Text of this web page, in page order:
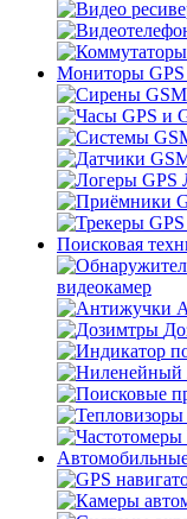
Мониторы
Поисковая
видеокамер